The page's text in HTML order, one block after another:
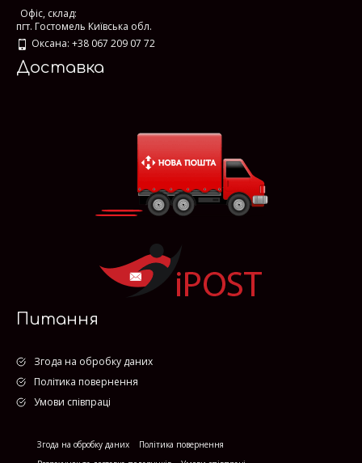
Офіс, склад:
пгт. Гостомель Київська обл.
Оксана: +38 067 209 07 72
Доставка
Питання
Згода на обробку даних
Політика повернення
Умови співпраці
Згода на обробку даних
Політика повернення